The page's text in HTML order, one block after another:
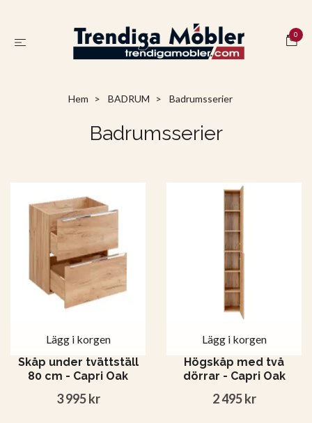
0
Hem BADRUM Badrumsserier
Badrumsserier
Lägg i korgen
Skåp under tvättställ
80 cm - Capri Oak
3 995 kr
Lägg i korgen
Högskåp med två
dörrar - Capri Oak
2 495 kr